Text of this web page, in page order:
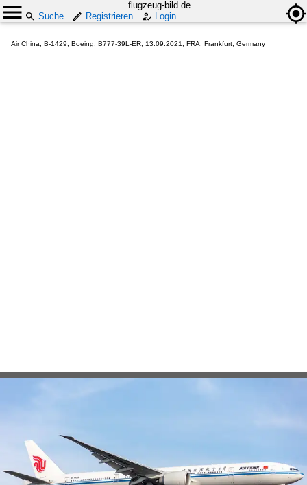
flugzeug-bild.de
Suche
Registrieren Login
Air China, B-1429, Boeing, B777-39L-ER, 13.09.2021, FRA, Frankfurt, Germany